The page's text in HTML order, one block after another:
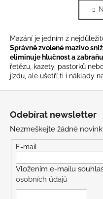
Mazání je jedním z
Správně zvolené mazivo
eliminuje hlučnost a
řetězu, kazety, pastorků
jízdu, ale ušetří ti i náklady
Odebírat newsletter
Nezmeškejte žádné
E-mail
Vložením e-mailu
osobních údajů